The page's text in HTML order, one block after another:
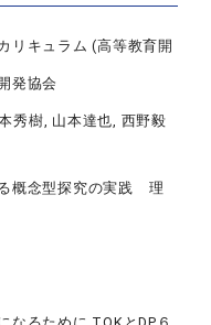
リキュラム (高等教育開
発協会
秀樹, 山本達也, 西野毅
概念型探究の実践 理